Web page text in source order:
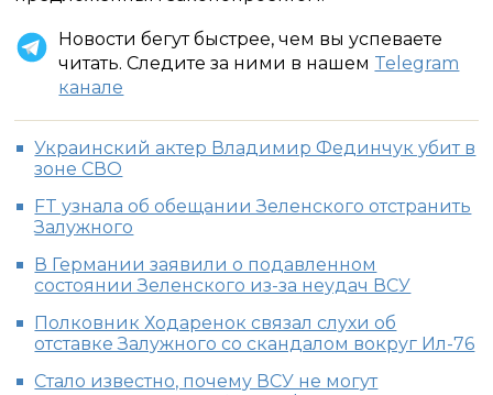
Новости бегут быстрее, чем вы успеваете
читать. Следите за ними в нашем Telegram
канале
Украинский актер Владимир Фединчук убит в
зоне СВО
FT узнала об обещании Зеленского отстранить
Залужного
В Германии заявили о подавленном
состоянии Зеленского из-за неудач ВСУ
Полковник Ходаренок связал слухи об
отставке Залужного со скандалом вокруг Ил-76
Стало известно, почему ВСУ не могут